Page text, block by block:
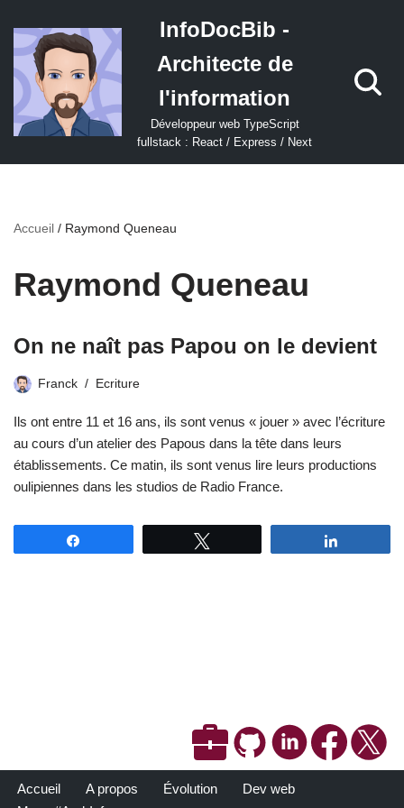
Aller
au
contenu
InfoDocBib -
Architecte de
l'information
Développeur web TypeScript
fullstack : React / Express / Next
Accueil / Raymond Queneau
Raymond Queneau
On ne naît pas Papou on le devient
Franck Ecriture
Ils ont entre 11 et 16 ans, ils sont venus « jouer » avec l’écriture
au cours d’un atelier des Papous dans la tête dans leurs
établissements. Ce matin, ils sont venus lire leurs productions
oulipiennes dans les studios de Radio France.
Accueil A propos Évolution
Dev web